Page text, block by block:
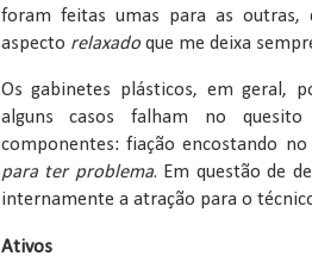
foram feitas umas para as outras,
aspecto relaxadoque me deixa
Os gabinetes plásticos, em geral,
alguns casos falham no
componentes: fiação encostando
para ter problema. Em questão de
internamente a atração para o
Ativos